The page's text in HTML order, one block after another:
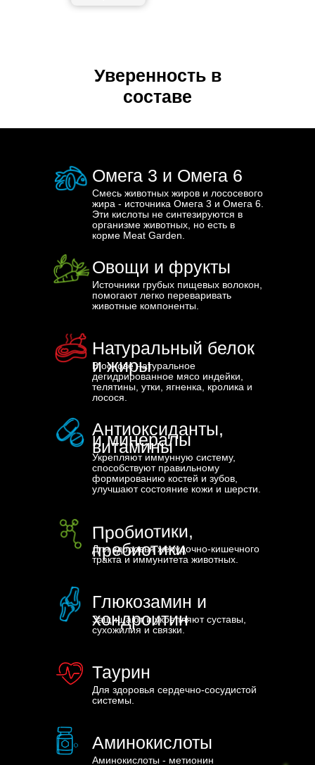
Уверенность в
составе
Смесь животных жиров и лососевого
жира - источника Омега 3 и Омега 6.
Эти кислоты не синтезируются в
организме животных, но есть в
корме Meat Garden.
В основе натуральное
дегидрированное мясо индейки,
телятины, утки, ягненка, кролика и
лосося.
Защищают и укрепляют суставы,
сухожилия и связки.
Омега 3 и Омега 6
Натуральный белок
и жиры
Глюкозамин и
хондроитин
Антиоксиданты,
витамины
Овощи и фрукты
Укрепляют иммунную систему,
способствуют правильному
формированию костей и зубов,
улучшают состояние кожи и шерсти.
Источники грубых пищевых волокон,
помогают легко переваривать
животные компоненты.
Аминокислоты
Аминокислоты - метионин
и минералы
Для здоровья желудочно-кишечного
тракта и иммунитета животных.
Пробиотики,
пребиотики
Таурин
Для здоровья сердечно-сосудистой
системы.